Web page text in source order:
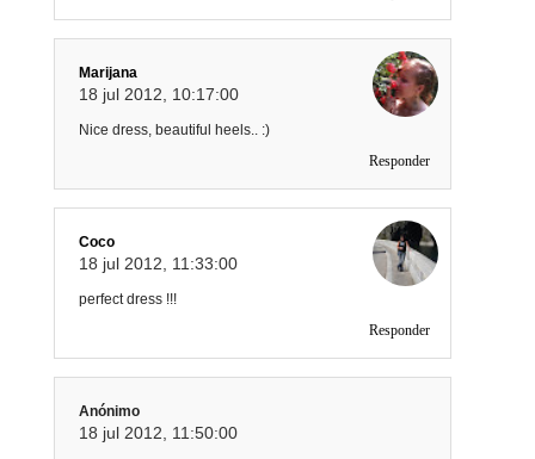
Marijana
18 jul 2012, 10:17:00
Nice dress, beautiful heels.. :)
Responder
Coco
18 jul 2012, 11:33:00
perfect dress !!!
Responder
Anónimo
18 jul 2012, 11:50:00